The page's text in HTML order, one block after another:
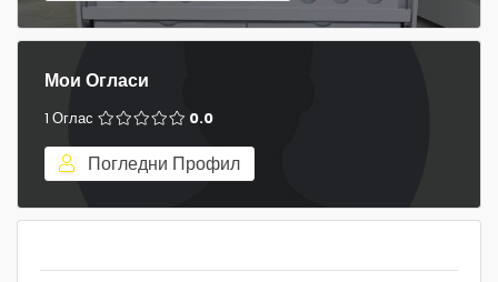
Мои Огласи
1 Оглас 0.0
Погледни Профил